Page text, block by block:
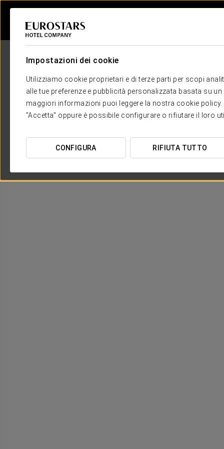
Impostazioni dei cookie
Utilizziamo cookie proprietari e di terze parti per scopi
alle tue preferenze e pubblicità personalizzata basata su
maggiori informazioni puoi leggere la nostra cookie
"Accetta" oppure è possibile configurare o rifiutare il loro
CONFIGURA RIFIUTA TUTTO